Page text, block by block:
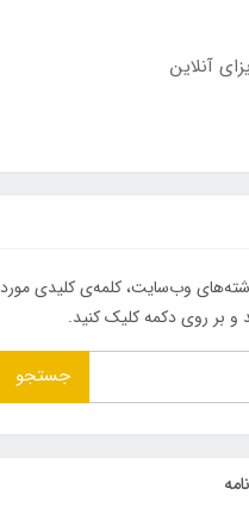
آنلاین
وب‌سایت، کلمه‌ی کلیدی مورد
و بر روی دکمه کلیک کنید.
جستجو